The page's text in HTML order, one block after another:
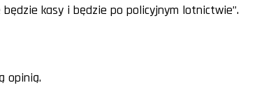
kasy i będzie po policyjnym lotnictwie”.
opinią.